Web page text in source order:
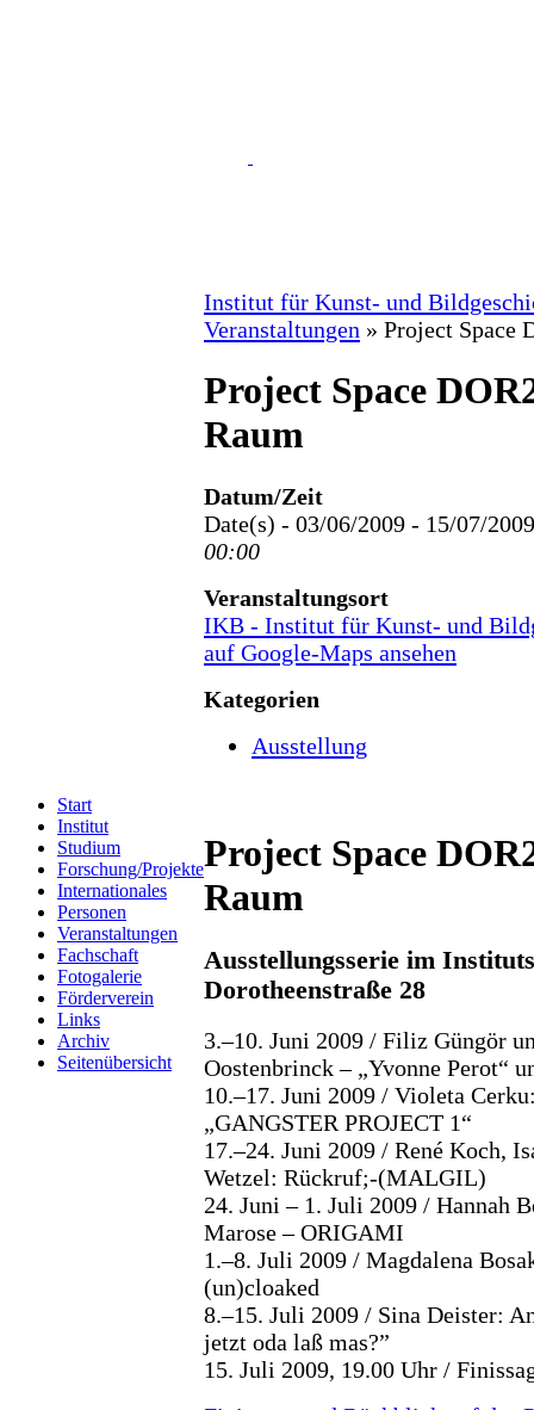
Start
Institut
Studium
Forschung/Projekte
Internationales
Personen
Veranstaltungen
Fachschaft
Fotogalerie
Förderverein
Links
Archiv
Seitenübersicht
Institut für Kunst- und
Veranstaltungen » Project Space
Project Space
Raum
Datum/Zeit
Date(s) - 03/06/2009 - 15/07/2009
00:00
Veranstaltungsort
IKB - Institut für Kunst- und
auf Google-Maps ansehen
Kategorien
Ausstellung
Project Space
Raum
Ausstellungsserie im
Dorotheenstraße 28
3.–10. Juni 2009 / Filiz Güngör
Oostenbrinck – „Yvonne Perot“
10.–17. Juni 2009 / Violeta
„GANGSTER PROJECT 1“
17.–24. Juni 2009 / René Koch,
Wetzel: Rückruf;-(MALGIL)
24. Juni – 1. Juli 2009 / Hannah
Marose – ORIGAMI
1.–8. Juli 2009 / Magdalena
(un)cloaked
8.–15. Juli 2009 / Sina Deister:
jetzt oda laß mas?”
15. Juli 2009, 19.00 Uhr /